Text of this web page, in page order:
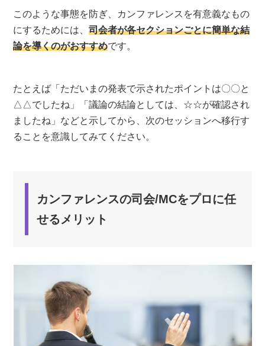
このような事態を防ぎ、カンファレンスを有意義なもの
にするためには、司会者が各セクションごとに簡単な結
論を導くのがおすすめです。
たとえば「ただいまの発表で示されたポイントは〇〇と
△△でしたね」「議論の結論としては、☆☆が確認され
ましたね」などと示してから、次のセッションへ移行す
ることを意識してみてください。
カンファレンスの司会/MCをプロに任
せるメリット